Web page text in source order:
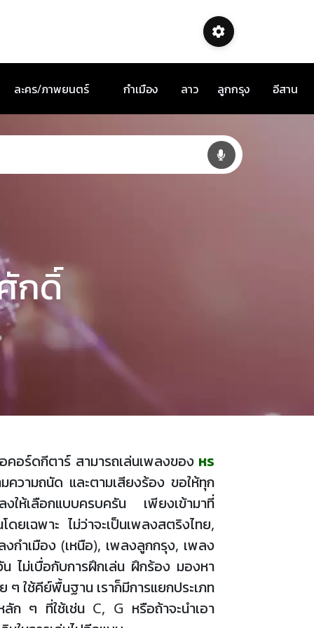
ละคร/ภาพยนตร์ กำเมือง ลาว ลูกกรุง อีสาน
กดิ์
คอร์ดกีตาร์ สามารถเล่นเพลงของ หร
วามถนัด และตามเสียงร้อง ขอให้ทุก
เลือกแบบครบครัน เพียงเข้ามาที่
ยเฉพาะ ไม่ว่าจะเป็นเพลงสตริงไทย,
กำเมือง (เหนือ), เพลงลูกกรุง, เพลง
ไม่เบื่อกับการฝึกเล่น ฝึกร้อง มองหา
ใช้คีย์พื้นฐาน เราก็มีการแยกประเภท
ลัก ๆ ที่ใช้เช่น C, G หรือถ้าจะนำเอา